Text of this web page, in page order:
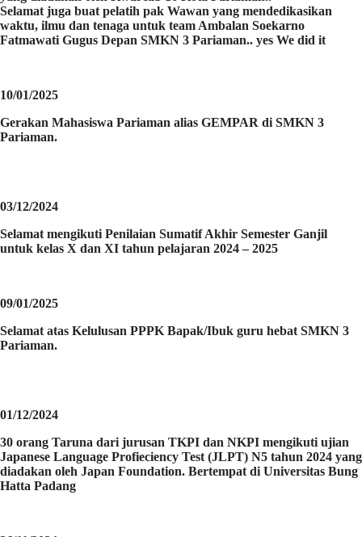
Selamat juga buat pelatih pak Wawan yang mendedikasikan
waktu, ilmu dan tenaga untuk team Ambalan Soekarno
Fatmawati Gugus Depan SMKN 3 Pariaman.. yes We did it
10/01/2025
Gerakan Mahasiswa Pariaman alias GEMPAR di SMKN 3
Pariaman.
03/12/2024
Selamat mengikuti Penilaian Sumatif Akhir Semester Ganjil
untuk kelas X dan XI tahun pelajaran 2024 – 2025
09/01/2025
Selamat atas Kelulusan PPPK Bapak/Ibuk guru hebat SMKN 3
Pariaman.
01/12/2024
30 orang Taruna dari jurusan TKPI dan NKPI mengikuti ujian
Japanese Language Profieciency Test (JLPT) N5 tahun 2024 yang
diadakan oleh Japan Foundation. Bertempat di Universitas Bung
Hatta Padang